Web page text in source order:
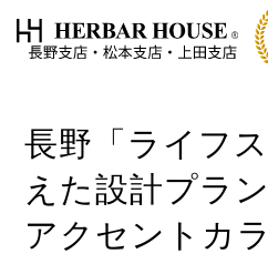
長野「ライフ
えた設計プラ
アクセントカ